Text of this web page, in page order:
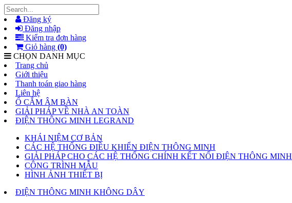
Đăng ký
Đăng nhập
Kiểm tra đơn hàng
Giỏ hàng (0)
CHỌN DANH MỤC
Trang chủ
Giới thiệu
Thanh toán giao hàng
Liên hệ
Ổ CẮM ÂM BÀN
GIẢI PHÁP VỀ NHÀ AN TOÀN
ĐIỆN THÔNG MINH LEGRAND
KHÁI NIỆM CƠ BẢN
CÁC HỆ THỐNG ĐIỀU KHIỂN ĐIỆN THÔNG MINH
GIẢI PHÁP CHO CÁC HỆ THỐNG CHÍNH KẾT NỐI ĐIỆN THÔNG MINH
CÔNG TRÌNH MẪU
HÌNH ẢNH THIẾT BỊ
ĐIỆN THÔNG MINH KHÔNG DÂY